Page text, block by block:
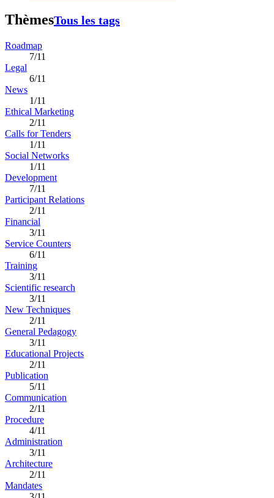
ThèmesTous les tags
Roadmap
7/11
Legal
6/11
News
1/11
Ethical Marketing
2/11
Calls for Tenders
1/11
Social Networks
1/11
Development
7/11
Participant Relations
2/11
Financial
3/11
Service Counters
6/11
Training
3/11
Scientific research
3/11
New Techniques
2/11
General Pedagogy
3/11
Educational Projects
2/11
Publication
5/11
Communication
2/11
Procedure
4/11
Administration
3/11
Architecture
2/11
Mandates